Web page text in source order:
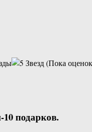
(Пока
подарков.